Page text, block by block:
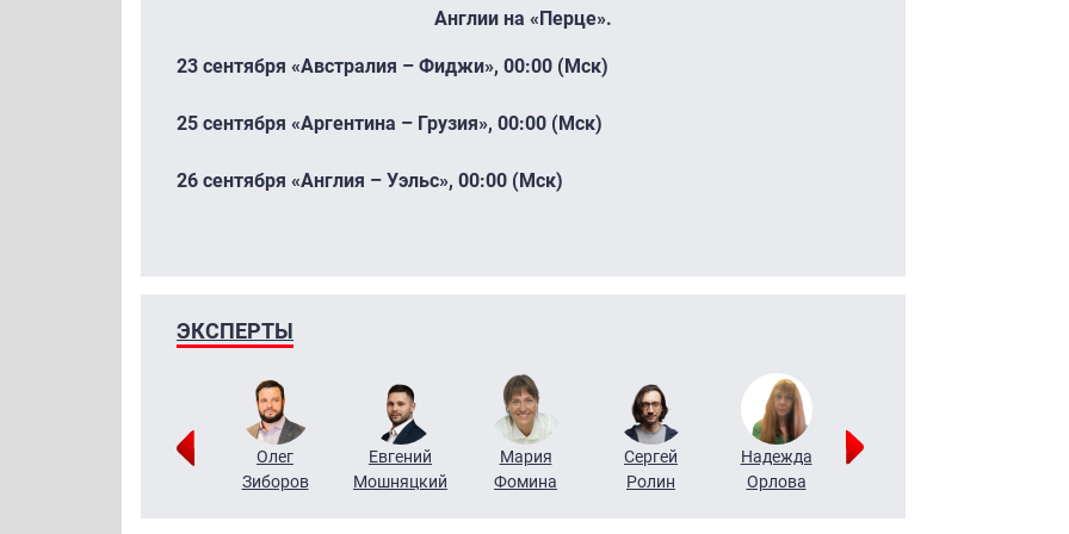
Англии на «Перце».
23 сентября «Австралия – Фиджи», 00:00 (Мск)
25 сентября «Аргентина – Грузия», 00:00 (Мск)
26 сентября «Англия – Уэльс», 00:00 (Мск)
ЭКСПЕРТЫ
Григорий
Олег
Зиборов
Евгений
Мошняцкий
Мария
Фомина
Сергей
Ролин
Надежда
Орлова